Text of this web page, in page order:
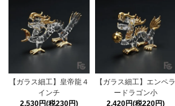
【ガラス細工】皇帝龍４
インチ
2,530円(税230円)
【ガラス細工】エンペラ
ードラゴン小
2,420円(税220円)